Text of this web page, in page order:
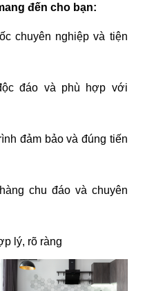
đến cho bạn:
chuyên nghiệp và tiện
đáo và phù hợp với
đảm bảo và đúng tiến
chu đáo và chuyên
lý, rõ ràng